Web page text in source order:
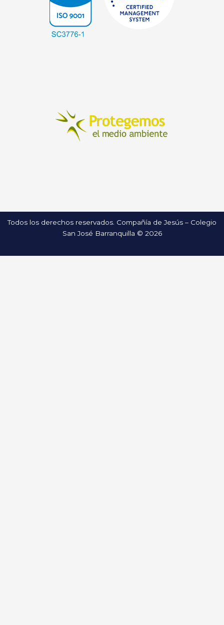
Todos los derechos reservados. Compañía de Jesús – Colegio
San José Barranquilla © 2026